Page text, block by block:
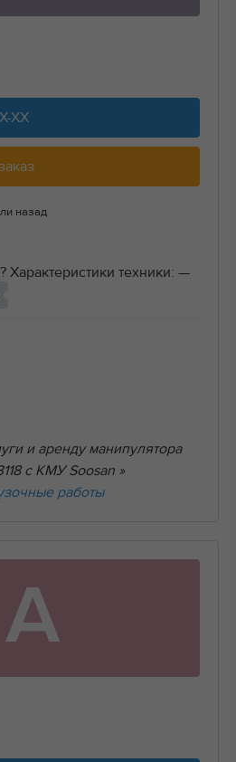
XX
назад
Характеристики техники: —
и аренду манипулятора
с КМУ Soosan »
работы
А